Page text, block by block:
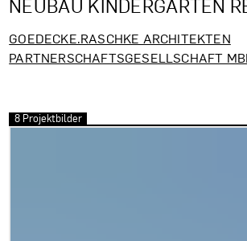
GOEDECKE.RASCHKE ARCHITEKTEN
PARTNERSCHAFTSGESELLSCHAFT
8 Projektbilder
Bilder überspringen